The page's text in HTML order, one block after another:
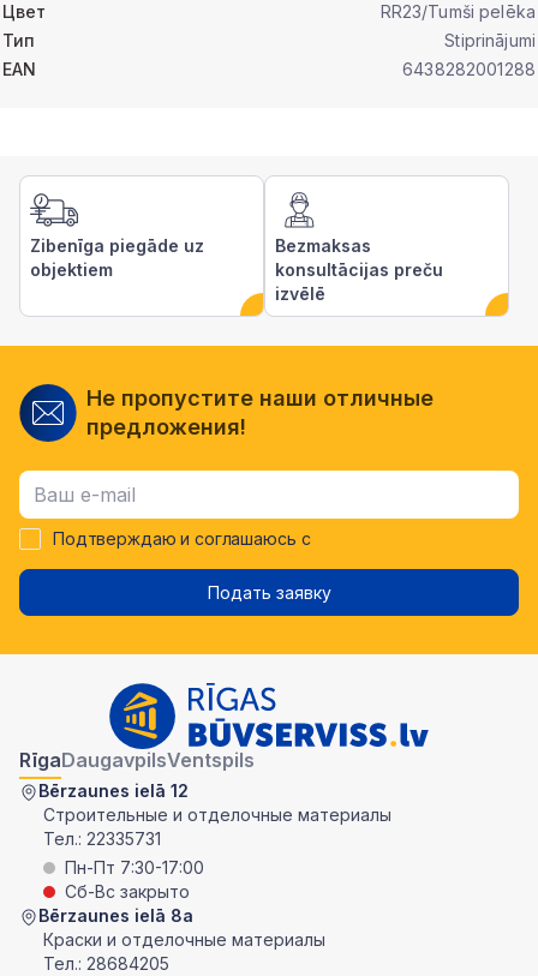
Цвет
RR23/Tumši pelēka
Тип
Stiprinājumi
EAN
6438282001288
Zibenīga piegāde uz
objektiem
Bezmaksas
konsultācijas preču
izvēlē
Не пропустите наши отличные
предложения!
Подтверждаю и соглашаюсь с
Подать заявку
RīgaDaugavpilsVentspils
Bērzaunes ielā 12
Строительные и отделочные материалы
Тел.: 22335731
Пн-Пт 7:30-17:00
Сб-Вс закрыто
Bērzaunes ielā 8a
Краски и отделочные материалы
Тел.: 28684205